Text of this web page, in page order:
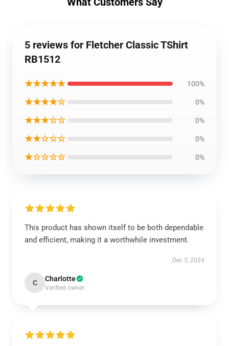
5 reviews for Fletcher Classic TShirt
RB1512
★★★★★ 100%
★★★★☆ 0%
★★★☆☆ 0%
★★☆☆☆ 0%
★☆☆☆☆ 0%
This product has shown itself to be both dependable
and efficient, making it a worthwhile investment.
Dec 5, 2024
C Charlotte
Verified owner